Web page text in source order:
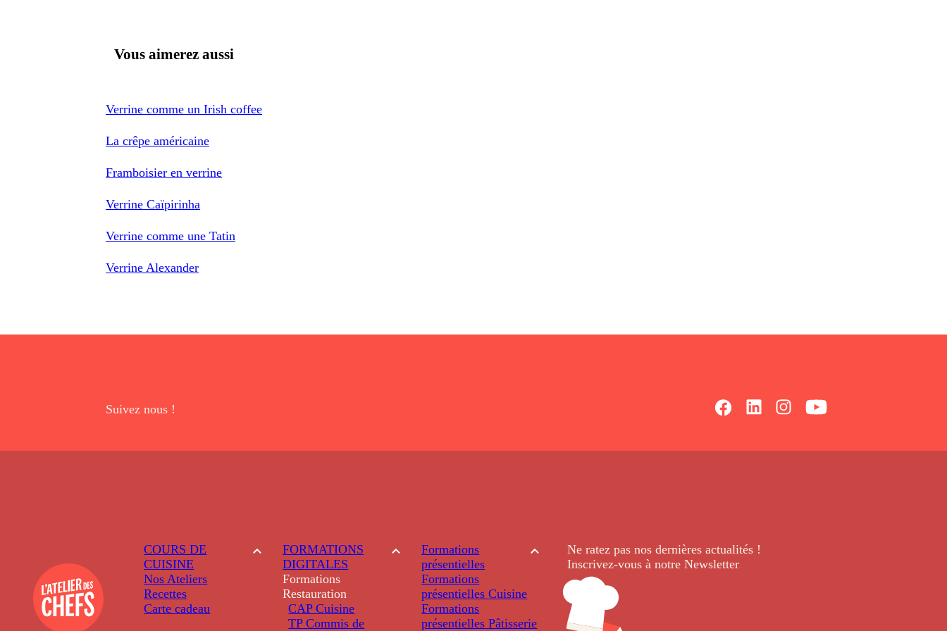
Vous aimerez aussi
Verrine comme un Irish coffee
La crêpe américaine
Framboisier en verrine
Verrine Caïpirinha
Verrine comme une Tatin
Verrine Alexander
Suivez nous !
COURS DE
CUISINE
Nos Ateliers
Recettes
Carte cadeau
FORMATIONS
DIGITALES
Formations
Restauration
CAP Cuisine
TP Commis de
Formations
présentielles
Formations
présentielles Cuisine
Formations
présentielles Pâtisserie
Ne ratez pas nos dernièresactualités !
Inscrivez-vous à notre Newsletter.